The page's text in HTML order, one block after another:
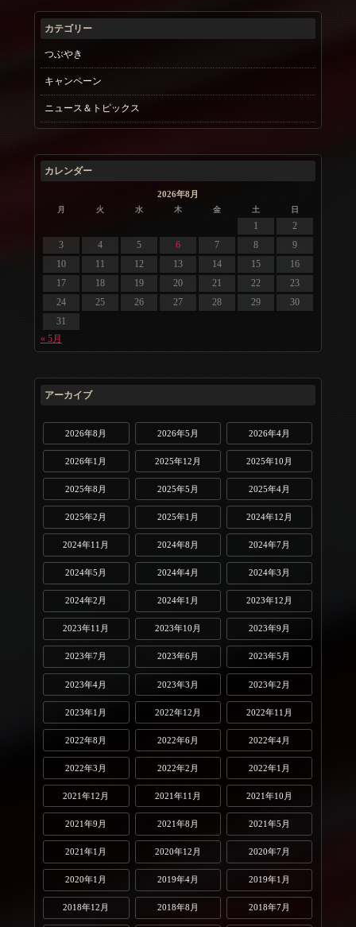
カテゴリー
つぶやき
キャンペーン
ニュース＆トピックス
カレンダー
2026年8月
月 火 水 木 金 土 日
1
2
3
4 5 6 7 8
9
10
11 12 13 14 15
16
17
18 19 20 21 22
23
24
25 26 27 28 29
30
31
« 5月
アーカイブ
2026年8月 2026年5月 2026年4月
2026年1月 2025年12月 2025年10月
2025年8月 2025年5月 2025年4月
2025年2月 2025年1月 2024年12月
2024年11月 2024年8月 2024年7月
2024年5月 2024年4月 2024年3月
2024年2月 2024年1月 2023年12月
2023年11月 2023年10月 2023年9月
2023年7月 2023年6月 2023年5月
2023年4月 2023年3月 2023年2月
2023年1月 2022年12月 2022年11月
2022年8月 2022年6月 2022年4月
2022年3月 2022年2月 2022年1月
2021年12月 2021年11月 2021年10月
2021年9月 2021年8月 2021年5月
2021年1月 2020年12月 2020年7月
2020年1月 2019年4月 2019年1月
2018年12月 2018年8月 2018年7月